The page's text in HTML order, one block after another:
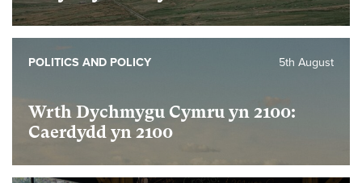
Wrth Dychmygu Cymru yn 2100:
Caerdydd yn 2100
5th August
POLITICS AND POLICY